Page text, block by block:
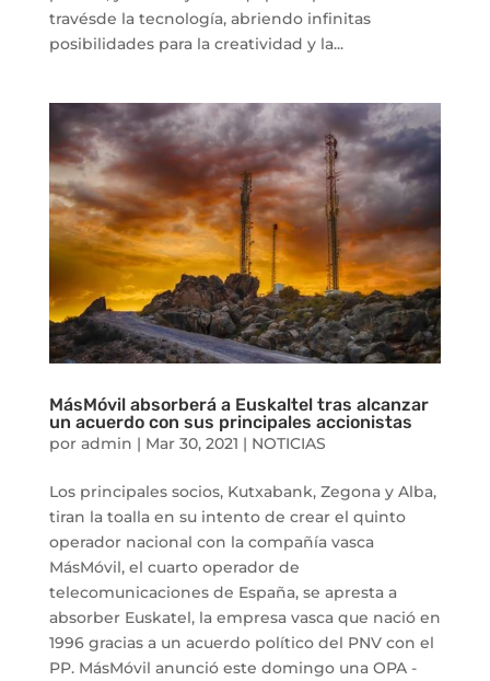
travésde la tecnología, abriendo infinitas
posibilidades para la creatividad y la...
MásMóvil absorberá a Euskaltel tras alcanzar
un acuerdo con sus principales accionistas
por admin | Mar 30, 2021 | NOTICIAS
Los principales socios, Kutxabank, Zegona y Alba,
tiran la toalla en su intento de crear el quinto
operador nacional con la compañía vasca
MásMóvil, el cuarto operador de
telecomunicaciones de España, se apresta a
absorber Euskatel, la empresa vasca que nació en
1996 gracias a un acuerdo político del PNV con el
PP. MásMóvil anunció este domingo una OPA -